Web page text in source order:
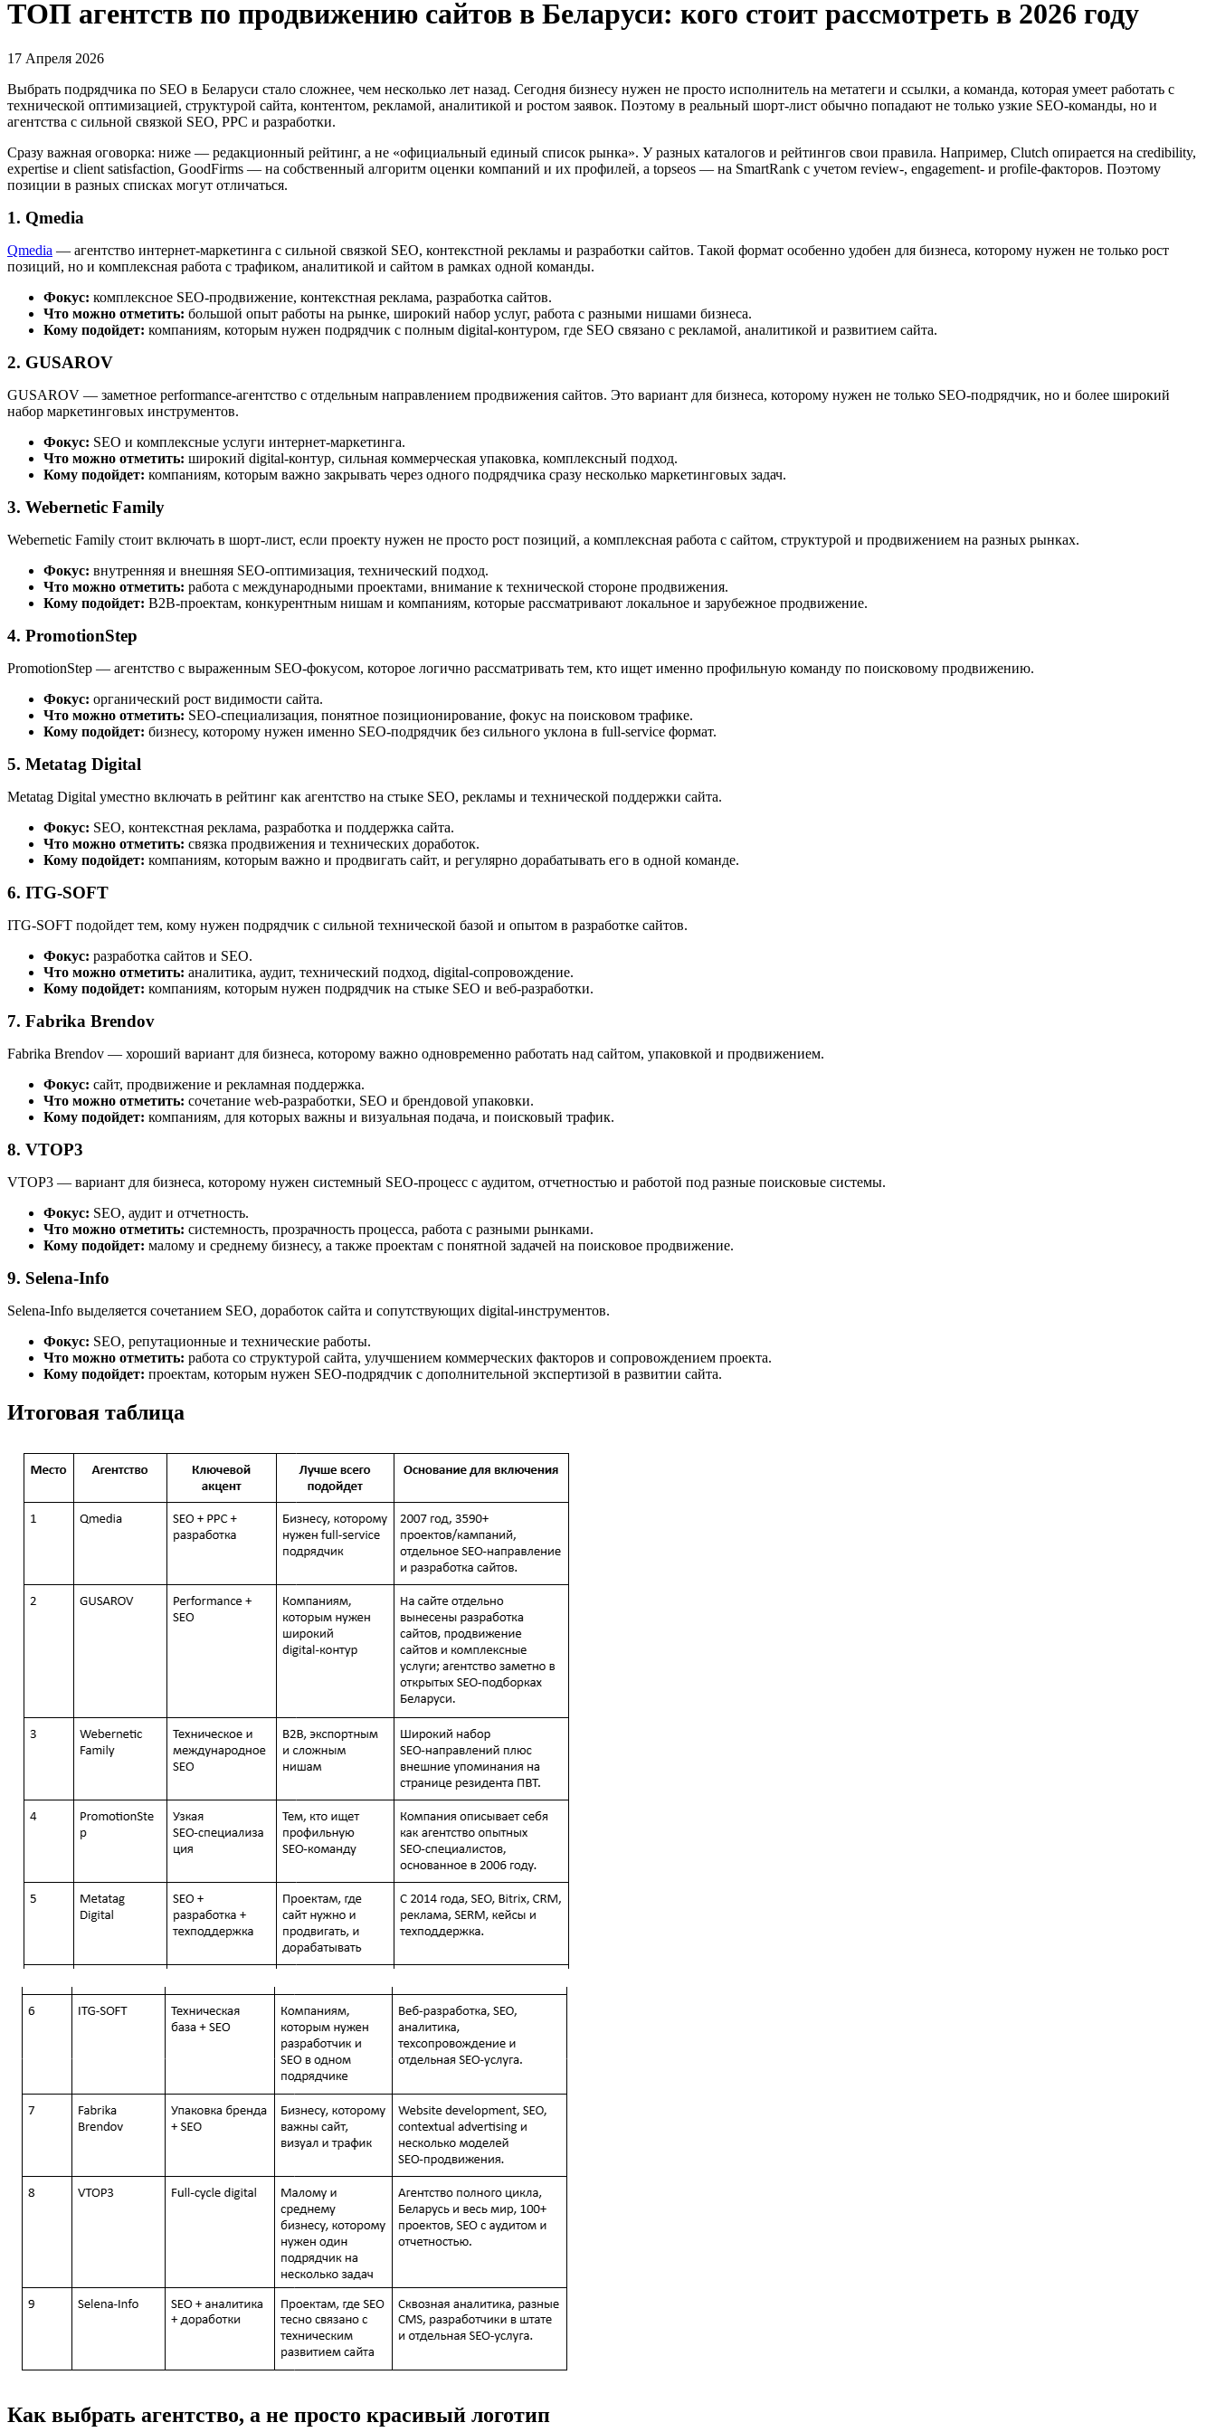
ТОП агентств по продвижению сайтов в Беларуси: кого стоит рассмотреть в 2026 году
17 Апреля 2026
Выбрать подрядчика по SEO в Беларуси стало сложнее, чем несколько лет назад. Сегодня бизнесу нужен не просто исполнитель на метатеги и ссылки, а команда, которая умеет работать с
технической оптимизацией, структурой сайта, контентом, рекламой, аналитикой и ростом заявок. Поэтому в реальный шорт-лист обычно попадают не только узкие SEO-команды, но и
агентства с сильной связкой SEO, PPC и разработки.
Сразу важная оговорка: ниже — редакционный рейтинг, а не «официальный единый список рынка». У разных каталогов и рейтингов свои правила. Например, Clutch опирается на credibility,
expertise и client satisfaction, GoodFirms — на собственный алгоритм оценки компаний и их профилей, а topseos — на SmartRank с учетом review-, engagement- и profile-факторов. Поэтому
позиции в разных списках могут отличаться.
1. Qmedia
Qmedia — агентство интернет-маркетинга с сильной связкой SEO, контекстной рекламы и разработки сайтов. Такой формат особенно удобен для бизнеса, которому нужен не только рост
позиций, но и комплексная работа с трафиком, аналитикой и сайтом в рамках одной команды.
Фокус: комплексное SEO-продвижение, контекстная реклама, разработка сайтов.
Что можно отметить: большой опыт работы на рынке, широкий набор услуг, работа с разными нишами бизнеса.
Кому подойдет: компаниям, которым нужен подрядчик с полным digital-контуром, где SEO связано с рекламой, аналитикой и развитием сайта.
2. GUSAROV
GUSAROV — заметное performance-агентство с отдельным направлением продвижения сайтов. Это вариант для бизнеса, которому нужен не только SEO-подрядчик, но и более широкий
набор маркетинговых инструментов.
Фокус: SEO и комплексные услуги интернет-маркетинга.
Что можно отметить: широкий digital-контур, сильная коммерческая упаковка, комплексный подход.
Кому подойдет: компаниям, которым важно закрывать через одного подрядчика сразу несколько маркетинговых задач.
3. Webernetic Family
Webernetic Family стоит включать в шорт-лист, если проекту нужен не просто рост позиций, а комплексная работа с сайтом, структурой и продвижением на разных рынках.
Фокус: внутренняя и внешняя SEO-оптимизация, технический подход.
Что можно отметить: работа с международными проектами, внимание к технической стороне продвижения.
Кому подойдет: B2B-проектам, конкурентным нишам и компаниям, которые рассматривают локальное и зарубежное продвижение.
4. PromotionStep
PromotionStep — агентство с выраженным SEO-фокусом, которое логично рассматривать тем, кто ищет именно профильную команду по поисковому продвижению.
Фокус: органический рост видимости сайта.
Что можно отметить: SEO-специализация, понятное позиционирование, фокус на поисковом трафике.
Кому подойдет: бизнесу, которому нужен именно SEO-подрядчик без сильного уклона в full-service формат.
5. Metatag Digital
Metatag Digital уместно включать в рейтинг как агентство на стыке SEO, рекламы и технической поддержки сайта.
Фокус: SEO, контекстная реклама, разработка и поддержка сайта.
Что можно отметить: связка продвижения и технических доработок.
Кому подойдет: компаниям, которым важно и продвигать сайт, и регулярно дорабатывать его в одной команде.
6. ITG-SOFT
ITG-SOFT подойдет тем, кому нужен подрядчик с сильной технической базой и опытом в разработке сайтов.
Фокус: разработка сайтов и SEO.
Что можно отметить: аналитика, аудит, технический подход, digital-сопровождение.
Кому подойдет: компаниям, которым нужен подрядчик на стыке SEO и веб-разработки.
7. Fabrika Brendov
Fabrika Brendov — хороший вариант для бизнеса, которому важно одновременно работать над сайтом, упаковкой и продвижением.
Фокус: сайт, продвижение и рекламная поддержка.
Что можно отметить: сочетание web-разработки, SEO и брендовой упаковки.
Кому подойдет: компаниям, для которых важны и визуальная подача, и поисковый трафик.
8. VTOP3
VTOP3 — вариант для бизнеса, которому нужен системный SEO-процесс с аудитом, отчетностью и работой под разные поисковые системы.
Фокус: SEO, аудит и отчетность.
Что можно отметить: системность, прозрачность процесса, работа с разными рынками.
Кому подойдет: малому и среднему бизнесу, а также проектам с понятной задачей на поисковое продвижение.
9. Selena-Info
Selena-Info выделяется сочетанием SEO, доработок сайта и сопутствующих digital-инструментов.
Фокус: SEO, репутационные и технические работы.
Что можно отметить: работа со структурой сайта, улучшением коммерческих факторов и сопровождением проекта.
Кому подойдет: проектам, которым нужен SEO-подрядчик с дополнительной экспертизой в развитии сайта.
Итоговая таблица
Как выбрать агентство, а не просто красивый логотип